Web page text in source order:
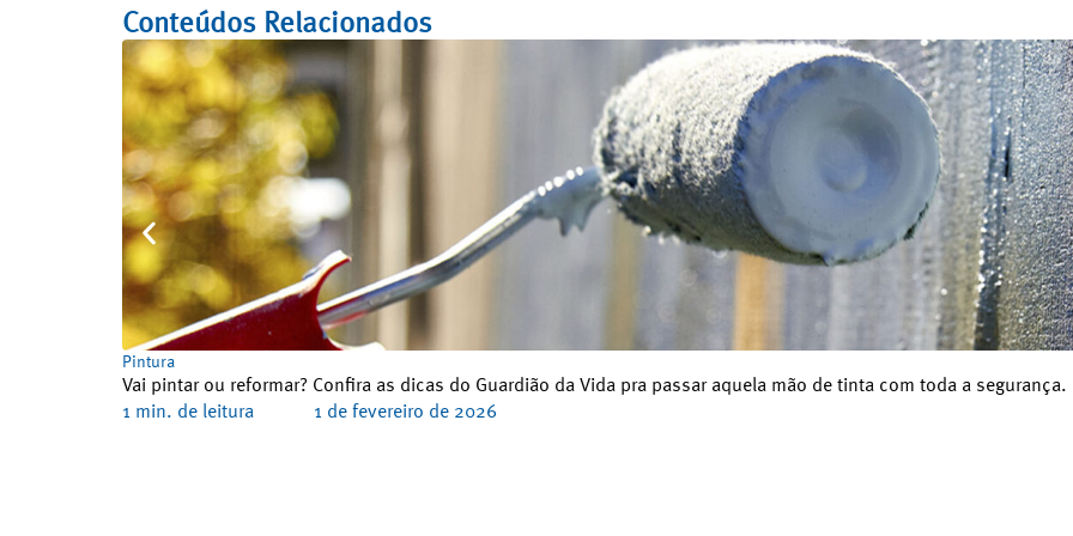
Conteúdos Relacionados
Pintura
Vai pintar ou reformar? Confira as dicas do Guardião da Vida pra passar aquela mão de tinta com toda a segurança.
1 min. de leitura
1 de fevereiro de 2026